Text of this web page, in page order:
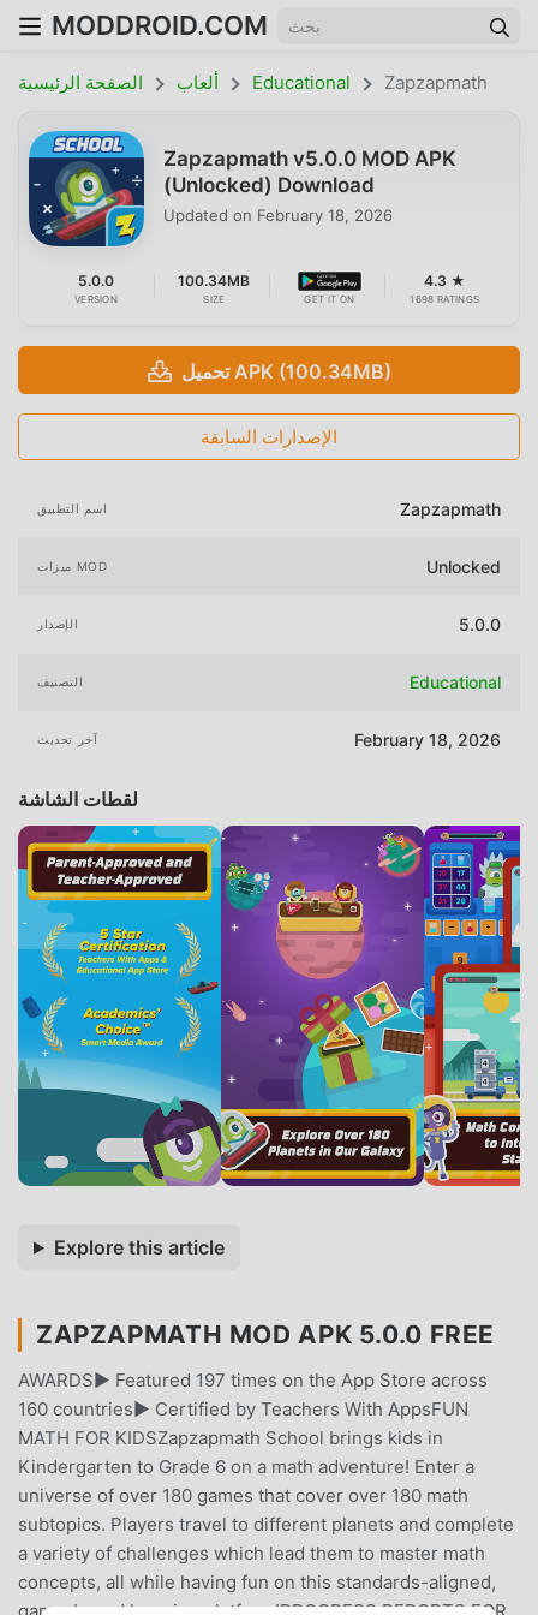
MODDROID.COM
الصفحة الرئيسية ألعاب Educational Zapzapmath
Zapzapmath v5.0.0 MOD APK
(Unlocked) Download
Updated on February 18, 2026
5.0.0
VERSION
100.34MB
SIZE GET IT ON
4.3 ★
1698 RATINGS
تحميل APK (100.34MB)
الإصدارات السابقة
اسم التطبيق Zapzapmath
ميزات MOD Unlocked
الإصدار 5.0.0
التصنيف Educational
آخر تحديث February 18, 2026
لقطات الشاشة
Explore this article
ZAPZAPMATH MOD APK 5.0.0 FREE
AWARDS► Featured 197 times on the App Store across
160 countries► Certified by Teachers With AppsFUN
MATH FOR KIDSZapzapmath School brings kids in
Kindergarten to Grade 6 on a math adventure! Enter a
universe of over 180 games that cover over 180 math
subtopics. Players travel to different planets and complete
a variety of challenges which lead them to master math
concepts, all while having fun on this standards-aligned,